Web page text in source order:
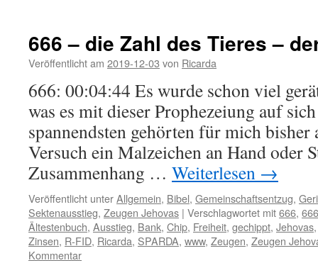
666 – die Zahl des Tieres –
Veröffentlicht am 2019-12-03 von Ricarda
666: 00:04:44 Es wurde schon viel
was es mit dieser Prophezeiung auf
spannendsten gehörten für mich
Versuch ein Malzeichen an Hand oder
Zusammenhang … Weiterlesen →
Veröffentlicht unterAllgemein, Bibel, Gemeinschaftsentzug,
Sektenausstieg, Zeugen Jehovas | Verschlagwortet mit666,
Ältestenbuch, Ausstieg, Bank, Chip, Freiheit, gechippt, Jehovas
Zinsen, R-FID, Ricarda, SPARDA, www, Zeugen, Zeugen
Kommentar